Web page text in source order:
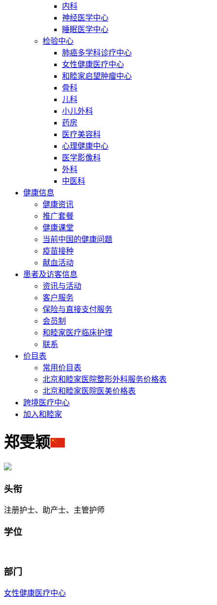
内科
神经医学中心
睡眠医学中心
检验中心
肺癌多学科诊疗中心
女性健康医疗中心
和睦家启望肿瘤中心
骨科
儿科
小儿外科
药房
医疗美容科
心理健康中心
医学影像科
外科
中医科
健康信息
健康资讯
推广套餐
健康课堂
当前中国的健康问题
疫苗接种
献血活动
患者及访客信息
资讯与活动
客户服务
保险与直接支付服务
会员制
和睦家医疗临床护理
联系
价目表
常用价目表
北京和睦家医院整形外科服务价格表
北京和睦家医院医美价格表
跨境医疗中心
加入和睦家
郑雯颖
头衔
注册护士、助产士、主管护师
学位
部门
女性健康医疗中心